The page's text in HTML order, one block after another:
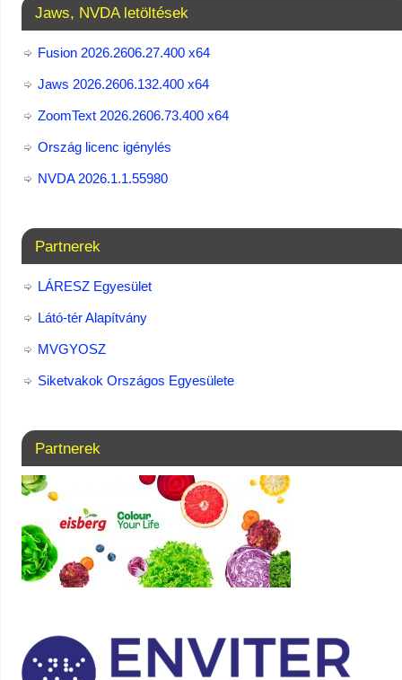
Jaws, NVDA letöltések
Fusion 2026.2606.27.400 x64
Jaws 2026.2606.132.400 x64
ZoomText 2026.2606.73.400​ x64
Ország licenc igénylés
NVDA 2026.1.1.55980
Partnerek
LÁRESZ Egyesület
Látó-tér Alapítvány
MVGYOSZ
Siketvakok Országos Egyesülete
Partnerek